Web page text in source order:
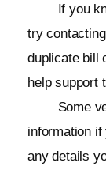
If you
try
duplicate bill
help support
Some
information if
any details